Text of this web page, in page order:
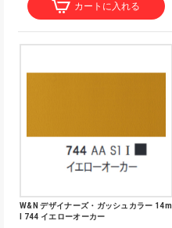
カートに入れる
W&N デザイナーズ・ガッシュカラー 14m
l 744 イエローオーカー